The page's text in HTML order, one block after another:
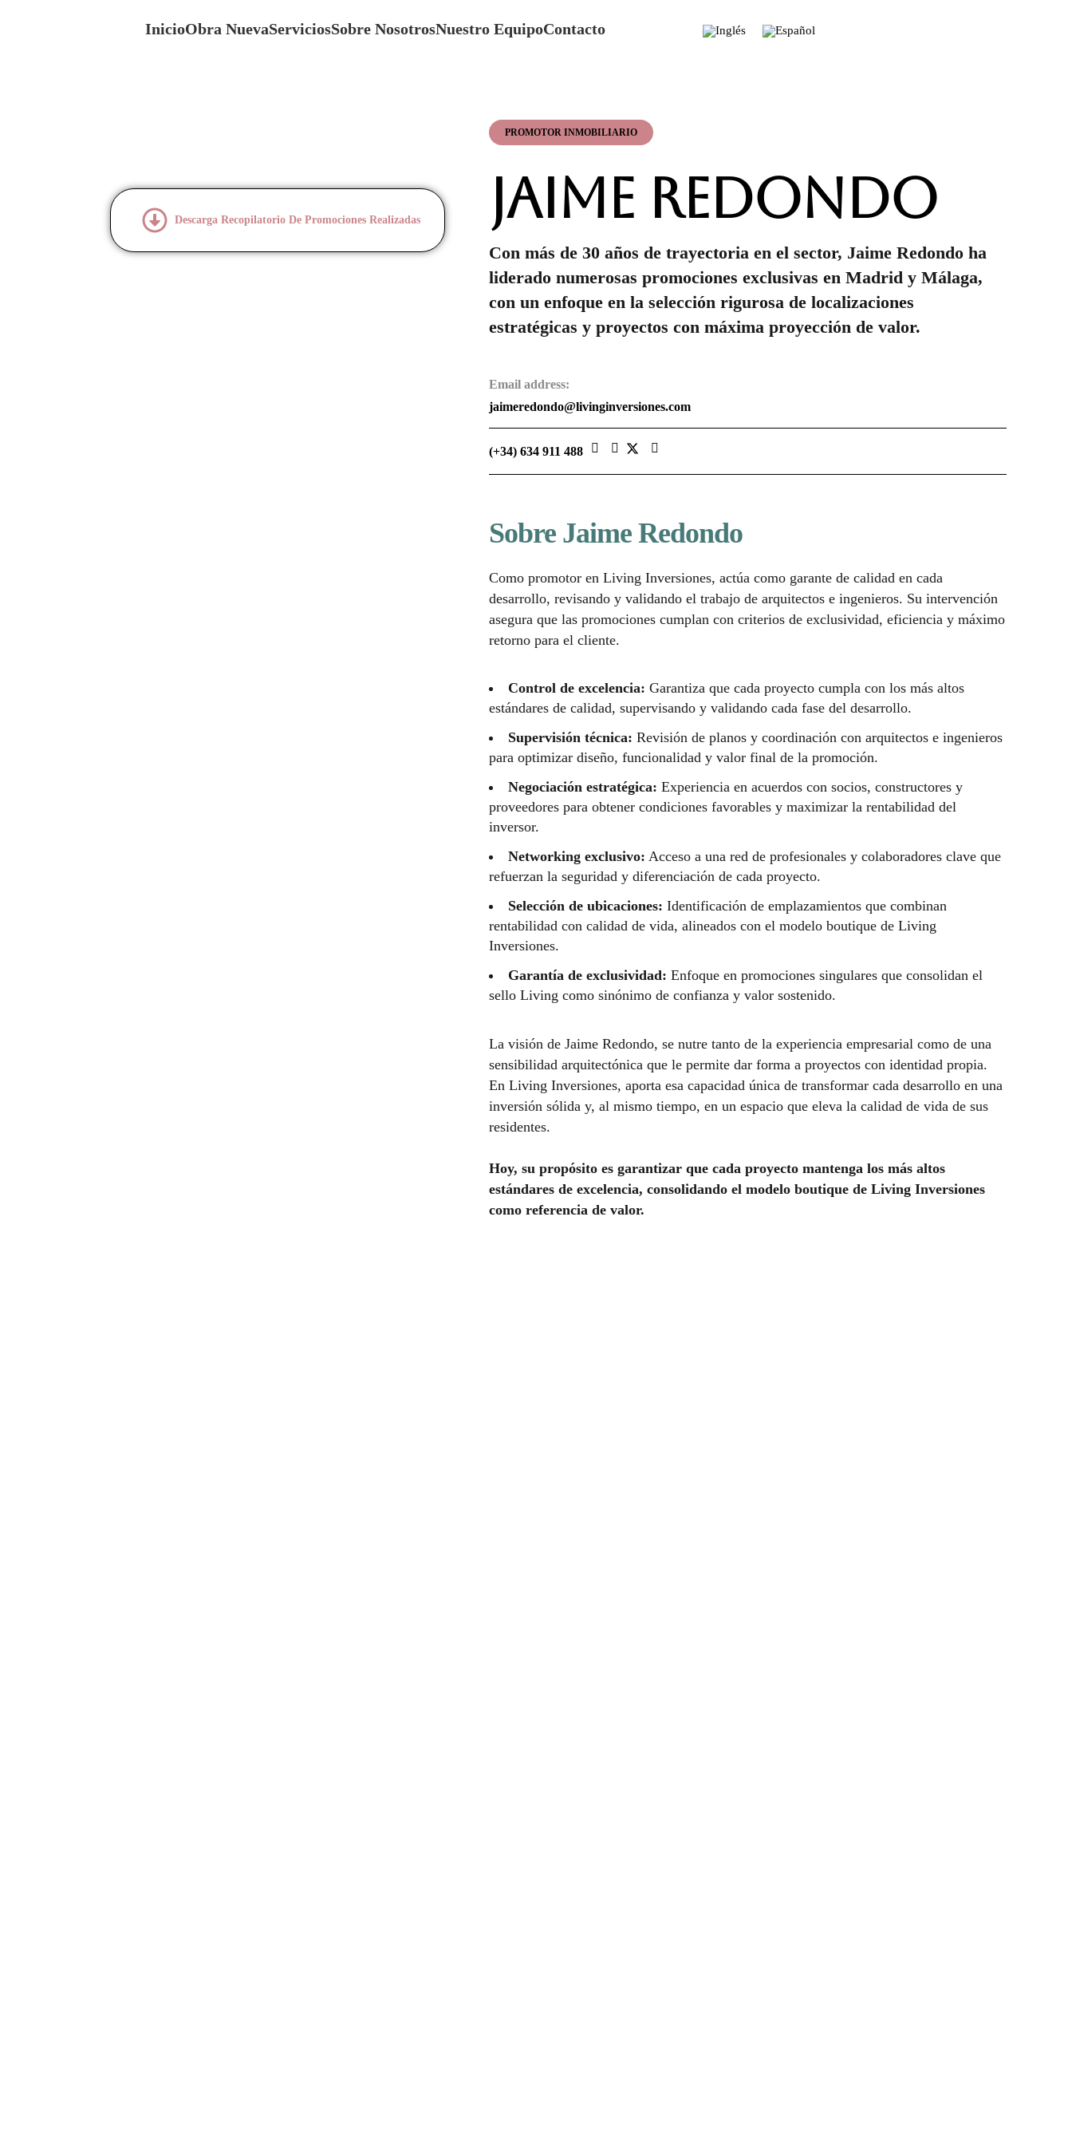
InicioObra NuevaServiciosSobre NosotrosNuestro EquipoContacto
Descarga Recopilatorio De Promociones Realizadas
PROMOTOR INMOBILIARIO
Jaime Redondo
Con más de 30 años de trayectoria en el sector, Jaime Redondo ha
liderado numerosas promociones exclusivas en Madrid y Málaga,
con un enfoque en la selección rigurosa de localizaciones
estratégicas y proyectos con máxima proyección de valor.
Email address:
jaimeredondo@livinginversiones.com
(+34) 634 911 488
Sobre Jaime Redondo
Como promotor en Living Inversiones, actúa como garante de calidad en cada
desarrollo, revisando y validando el trabajo de arquitectos e ingenieros. Su intervención
asegura que las promociones cumplan con criterios de exclusividad, eficiencia y máximo
retorno para el cliente.
Control de excelencia: Garantiza que cada proyecto cumpla con los más altos
estándares de calidad, supervisando y validando cada fase del desarrollo.
Supervisión técnica: Revisión de planos y coordinación con arquitectos e ingenieros
para optimizar diseño, funcionalidad y valor final de la promoción.
Negociación estratégica: Experiencia en acuerdos con socios, constructores y
proveedores para obtener condiciones favorables y maximizar la rentabilidad del
inversor.
Networking exclusivo: Acceso a una red de profesionales y colaboradores clave que
refuerzan la seguridad y diferenciación de cada proyecto.
Selección de ubicaciones: Identificación de emplazamientos que combinan
rentabilidad con calidad de vida, alineados con el modelo boutique de Living
Inversiones.
Garantía de exclusividad: Enfoque en promociones singulares que consolidan el
sello Living como sinónimo de confianza y valor sostenido.
La visión de Jaime Redondo, se nutre tanto de la experiencia empresarial como de una
sensibilidad arquitectónica que le permite dar forma a proyectos con identidad propia.
En Living Inversiones, aporta esa capacidad única de transformar cada desarrollo en una
inversión sólida y, al mismo tiempo, en un espacio que eleva la calidad de vida de sus
residentes.
Hoy, su propósito es garantizar que cada proyecto mantenga los más altos
estándares de excelencia, consolidando el modelo boutique de Living Inversiones
como referencia de valor.